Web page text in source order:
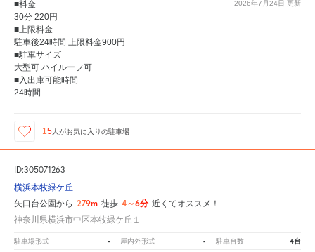
2026年7月24日 更新
■料金
30分 220円
■上限料金
駐車後24時間 上限料金900円
■駐車サイズ
大型可 ハイルーフ可
■入出庫可能時間
24時間
15 人がお気に入りの駐車場
ID:305071263
横浜本牧緑ケ丘
矢口台公園から 279m 徒歩 4～6分 近くてオススメ！
神奈川県横浜市中区本牧緑ケ丘１
駐車場形式 - 屋内外形式 - 駐車台数 4台